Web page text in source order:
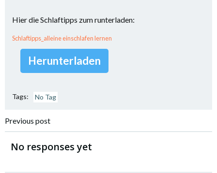
Hier die Schlaftipps zum runterladen:
Schlaftipps_alleine einschlafen lernen
Herunterladen
Tags: No Tag
Post
navigation
Previous post
No responses yet